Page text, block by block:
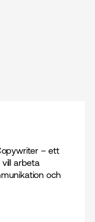
– ett
arbeta
och